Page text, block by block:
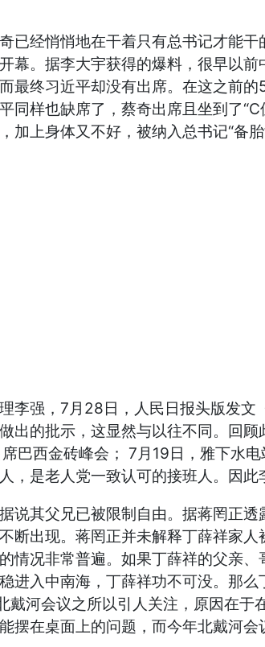
已经悄悄地在干着只有总书记才能
幕。据李大宇获得的爆料，很早以
最终习近平却没有出席。在这之前
同样也缺席了，蔡奇出席且坐到了
加上身体又不好，被纳入总书记“备
李强，7月28日，人民日报头版发
出的批示，这显然与以往不同。回
巴西金砖峰会； 7月19日，雅下水
，是老人党一致认可的接班人。因此
说其父兄已被限制自由。据蒋罔正
断出现。蒋罔正并未解释丁薛祥家
情况非常普遍。如果丁薛祥的父亲
进入中南海，丁薛祥功不可没。那
戴河会议之所以引人关注，原因在
摆在桌面上的问题，而今年北戴河